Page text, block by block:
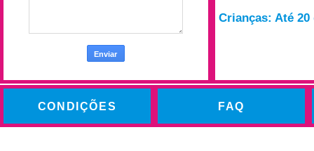
Crianças: Até 20
CONDIÇÕES FAQ